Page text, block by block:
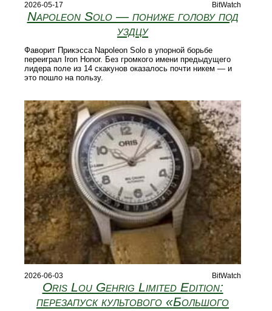
2026-05-17 BitWatch
Napoleon Solo — пониже голову под
уздцу
Фаворит Прикэсса Napoleon Solo в упорной борьбе
переиграл Iron Honor. Без громкого имени предыдущего
лидера поле из 14 скакунов оказалось почти никем — и
это пошло на пользу.
2026-06-03 BitWatch
Oris Lou Gehrig Limited Edition:
перезапуск культового «Большого